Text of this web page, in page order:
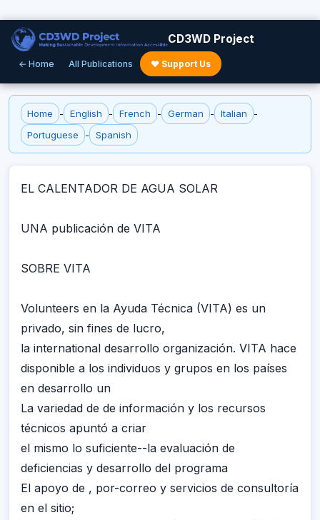
CD3WD Project
← Home All Publications ♥ Support Us
Home - English - French - German - Italian
-
Portuguese
- Spanish
EL CALENTADOR DE AGUA SOLAR
UNA publicación de VITA
SOBRE VITA
Volunteers en la Ayuda Técnica (VITA) es un
privado, sin fines de lucro,
la international desarrollo organización. VITA hace
disponible a los individuos y grupos en los países
en desarrollo un
La variedad de de información y los recursos
técnicos apuntó a criar
el mismo lo suficiente--la evaluación de
deficiencias y desarrollo del programa
El apoyo de , por-correo y servicios de consultoría
en el sitio;